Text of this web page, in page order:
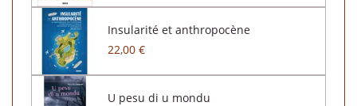
Insularité et anthropocène
22,00 €
U pesu di u mondu